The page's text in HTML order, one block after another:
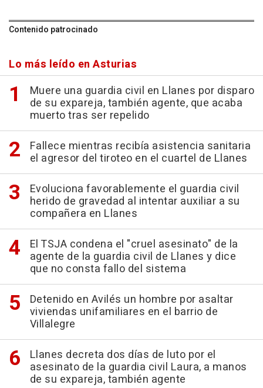
Contenido patrocinado
Lo más leído en Asturias
Muere una guardia civil en Llanes por disparo
de su expareja, también agente, que acaba
muerto tras ser repelido
Fallece mientras recibía asistencia sanitaria
el agresor del tiroteo en el cuartel de Llanes
Evoluciona favorablemente el guardia civil
herido de gravedad al intentar auxiliar a su
compañera en Llanes
El TSJA condena el "cruel asesinato" de la
agente de la guardia civil de Llanes y dice
que no consta fallo del sistema
Detenido en Avilés un hombre por asaltar
viviendas unifamiliares en el barrio de
Villalegre
Llanes decreta dos días de luto por el
asesinato de la guardia civil Laura, a manos
de su expareja, también agente